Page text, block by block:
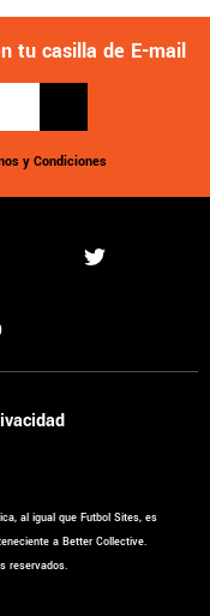
tu casilla de E-mail
y Condiciones
al igual que Futbol Sites, es
a Better Collective.
reservados.